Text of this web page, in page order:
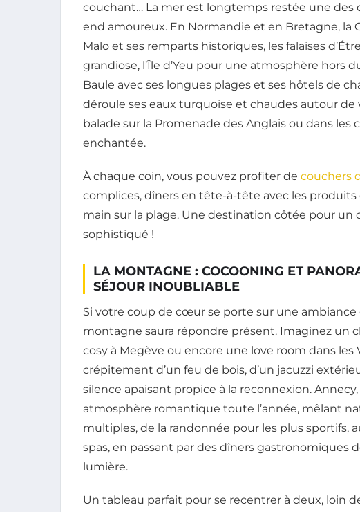
couchant… La mer est longtemps restée une
end amoureux. En Normandie et en Bretagne, la
Malo et ses remparts historiques, les falaises
grandiose, l’Île d’Yeu pour une atmosphère hors
Baule avec ses longues plages et ses hôtels de
déroule ses eaux turquoise et chaudes autour de
balade sur la Promenade des Anglais ou dans
enchantée.
À chaque coin, vous pouvez profiter de couchers
complices, dîners en tête-à-tête avec les produits
main sur la plage. Une destination côtée pour un
sophistiqué !
LA MONTAGNE : COCOONING ET
SÉJOUR INOUBLIABLE
Si votre coup de cœur se porte sur une ambiance
montagne saura répondre présent. Imaginez un
cosy à Megève ou encore une love room dans les
crépitement d’un feu de bois, d’un jacuzzi
silence apaisant propice à la reconnexion.
atmosphère romantique toute l’année, mêlant
multiples, de la randonnée pour les plus sportifs,
spas, en passant par des dîners gastronomiques
lumière.
Un tableau parfait pour se recentrer à deux, loin